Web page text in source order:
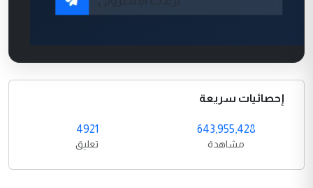
إحصائيات سريعة
643,955,428
مشاهدة
4921
تعليق